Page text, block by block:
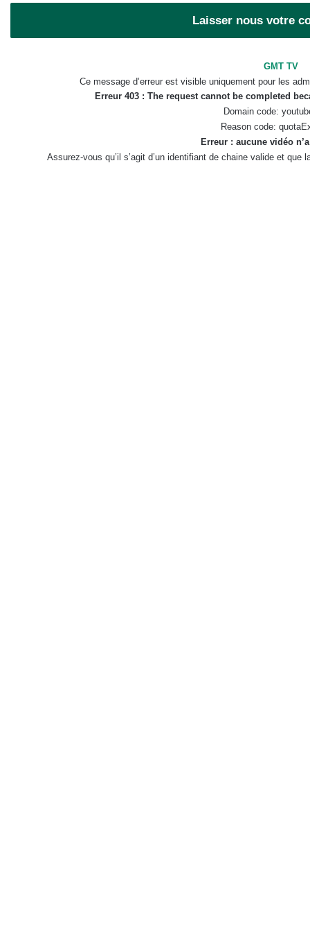
Laisser nous votre
GMT TV
Ce message d’erreur est visible uniquement pour les
Erreur 403 : The request cannot be completed
Domain code:
Reason code:
Erreur : aucune vidéo
Assurez-vous qu’il s’agit d’un identifiant de chaine valide et